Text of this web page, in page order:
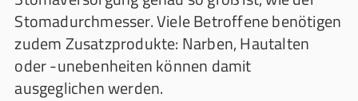
Stomadurchmesser. Viele Betroffene benötigen
zudem Zusatzprodukte: Narben, Hautalten
oder -unebenheiten können damit
ausgeglichen werden.